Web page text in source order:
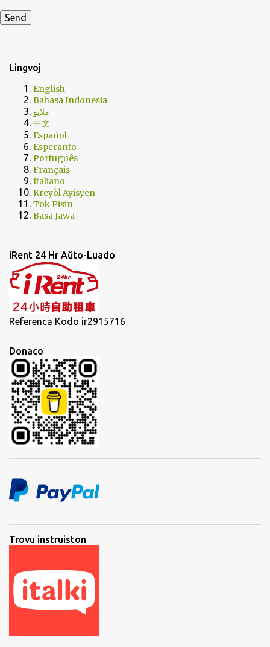
Lingvoj
English
Bahasa Indonesia
ملايو
中文
Español
Esperanto
Português
Français
Italiano
Kreyòl Ayisyen
Tok Pisin
Basa Jawa
iRent 24 Hr Aŭto-Luado
Referenca Kodo ir2915716
Donaco
Trovu instruiston